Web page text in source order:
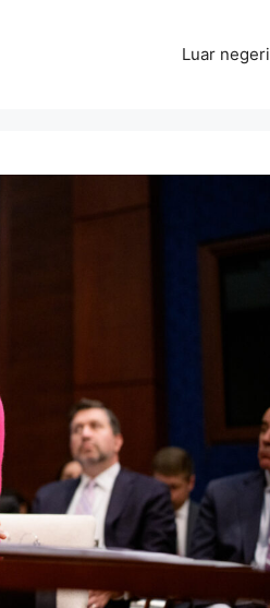
Luar negeri